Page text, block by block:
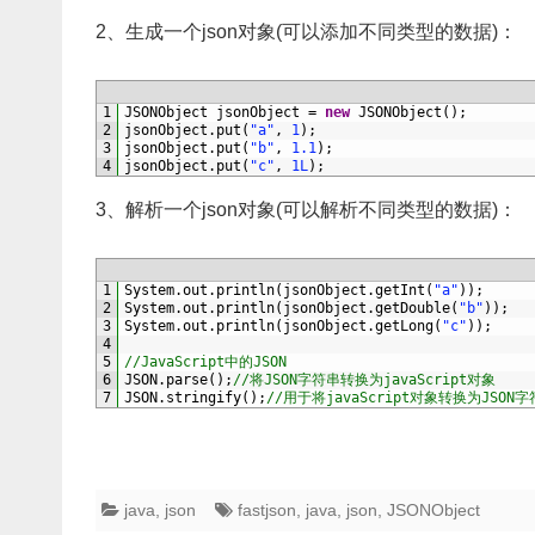
2、生成一个json对象(可以添加不同类型的数据)：
1
2
3
4
JSONObject jsonObject = new JSONObject ( ) ;
jsonObject . put ( "a" , 1) ;
jsonObject . put ( "b" , 1.1) ;
jsonObject . put ( "c" , 1L) ;
3、解析一个json对象(可以解析不同类型的数据)：
1
2
3
4
5
6
7
System.out . println( jsonObject .getInt ( "a" ) ) ;
System.out . println( jsonObject .getDouble( "b" ) ) ;
System.out . println( jsonObject .getLong( "c" ) ) ;
//JavaScript中的JSON
JSON . parse( ) ; //将JSON字符串转换为javaScript对象
JSON . stringify( ) ; //用于将javaScript对象转换为JSON字
java json fastjson java json JSONObject